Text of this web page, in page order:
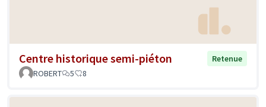
Centre historique semi-piéton
Retenue
ROBERT
5 8